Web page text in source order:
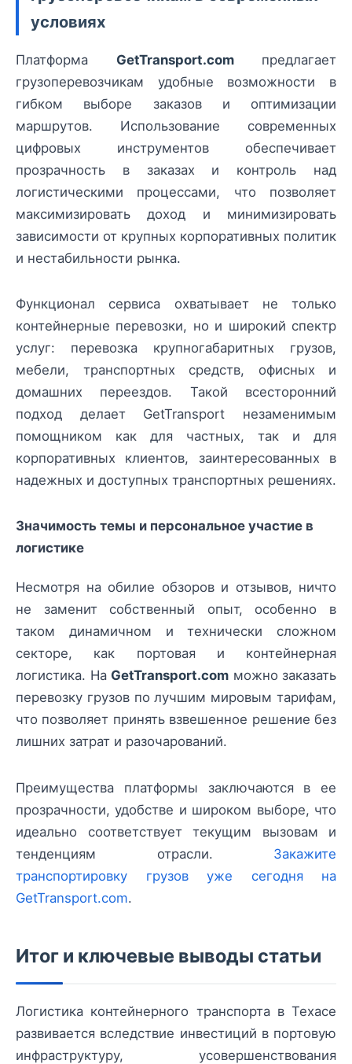
условиях
Платформа GetTransport.comпредлагает
грузоперевозчикам удобные возможности в
гибком выборе заказов и оптимизации
маршрутов. Использование современных
цифровых инструментов обеспечивает
прозрачность в заказах и контроль над
логистическими процессами, что позволяет
максимизировать доход и минимизировать
зависимости от крупных корпоративных политик
и нестабильности рынка.
Функционал сервиса охватывает не только
контейнерные перевозки, но и широкий спектр
услуг: перевозка крупногабаритных грузов,
мебели, транспортных средств, офисных и
домашних переездов. Такой всесторонний
подход делает GetTransport незаменимым
помощником как для частных, так и для
корпоративных клиентов, заинтересованных в
надежных и доступных транспортных решениях.
Значимость темы и персональное участие в
логистике
Несмотря на обилие обзоров и отзывов, ничто
не заменит собственный опыт, особенно в
таком динамичном и технически сложном
секторе, как портовая и контейнерная
логистика. На GetTransport.com можно заказать
перевозку грузов по лучшим мировым тарифам,
что позволяет принять взвешенное решение без
лишних затрат и разочарований.
Преимущества платформы заключаются в ее
прозрачности, удобстве и широком выборе, что
идеально соответствует текущим вызовам и
тенденциям отрасли. Закажите
транспортировку грузов уже сегодня на
GetTransport.com.
Итог и ключевые выводы статьи
Логистика контейнерного транспорта в Техасе
развивается вследствие инвестиций в портовую
инфраструктуру, усовершенствования